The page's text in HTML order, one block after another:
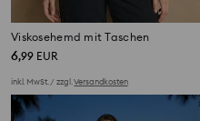
Viskosehemd mit Taschen
6,99 EUR
inkl. MwSt. / zzgl.Versandkosten